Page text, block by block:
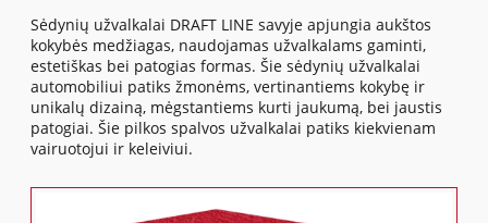
Sėdynių užvalkalai DRAFT LINE savyje apjungia aukštos
kokybės medžiagas, naudojamas užvalkalams gaminti,
estetiškas bei patogias formas. Šie sėdynių užvalkalai
automobiliui patiks žmonėms, vertinantiems kokybę ir
unikalų dizainą, mėgstantiems kurti jaukumą, bei jaustis
patogiai. Šie pilkos spalvos užvalkalai patiks kiekvienam
vairuotojui ir keleiviui.